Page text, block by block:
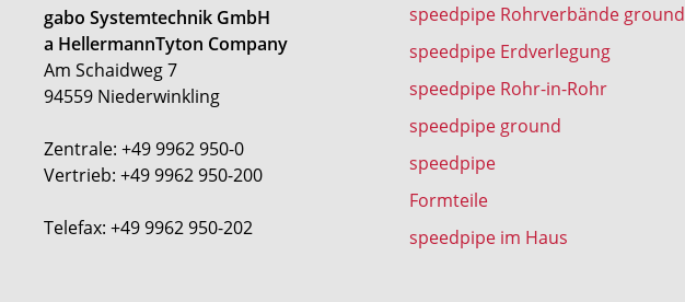
gabo Systemtechnik GmbH
a HellermannTyton Company
Am Schaidweg 7
94559 Niederwinkling
Zentrale: +49 9962 950-0
Vertrieb: +49 9962 950-200
Telefax: +49 9962 950-202
speedpipe Rohrverbände ground
speedpipe Erdverlegung
speedpipe Rohr-in-Rohr
speedpipe ground
speedpipe
Formteile
speedpipe im Haus